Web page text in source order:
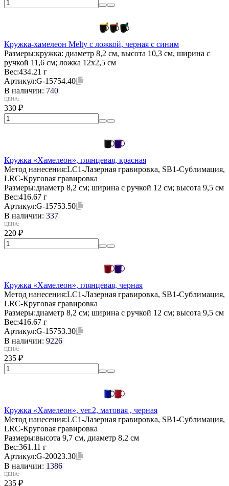
Кружка-хамелеон Melty с ложкой, черная с синим
Размеры:кружка: диаметр 8,2 см, высота 10,3 см, ширина с
ручкой 11,6 см; ложка 12х2,5 см
Вес:434.21 г
Артикул:G-15754.40
В наличии: 740
ЦЕНА:
330 ₽
Кружка «Хамелеон», глянцевая, красная
Метод нанесения:LC1-Лазерная гравировка, SB1-Сублимация,
LRC-Круговая гравировка
Размеры:диаметр 8,2 см; ширина с ручкой 12 см; высота 9,5 см
Вес:416.67 г
Артикул:G-15753.50
В наличии: 337
ЦЕНА:
220 ₽
Кружка «Хамелеон», глянцевая, черная
Метод нанесения:LC1-Лазерная гравировка, SB1-Сублимация,
LRC-Круговая гравировка
Размеры:диаметр 8,2 см; ширина с ручкой 12 см; высота 9,5 см
Вес:416.67 г
Артикул:G-15753.30
В наличии: 9226
ЦЕНА:
235 ₽
Кружка «Хамелеон», ver.2, матовая , черная
Метод нанесения:LC1-Лазерная гравировка, SB1-Сублимация,
LRC-Круговая гравировка
Размеры:высота 9,7 см, диаметр 8,2 см
Вес:361.11 г
Артикул:G-20023.30
В наличии: 1386
ЦЕНА:
235 ₽